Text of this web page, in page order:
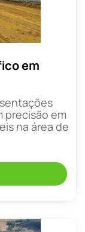
em
precisão em
na área de